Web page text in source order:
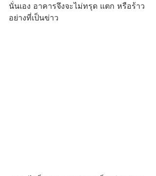
นั่นเอง อาคารจึงจะไม่ทรุด แตก หรือร้าว
อย่างที่เป็นข่าว